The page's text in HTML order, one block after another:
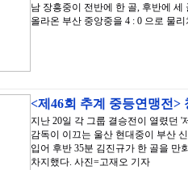
남 장흥중이 전반에 한 골, 후반에
올라온 부산 중앙중을 4 : 0 으로 물
<제46회 추계 중등연맹전>
지난 20일 각 그룹 결승전이 열렸던
감독이 이끄는 울산 현대중이 부산
입어 후반 35분 김진규가 한 골을 만
차지했다. 사진=고재오 기자